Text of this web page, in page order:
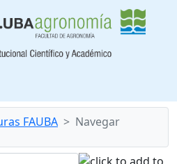
FAUBA Navegar